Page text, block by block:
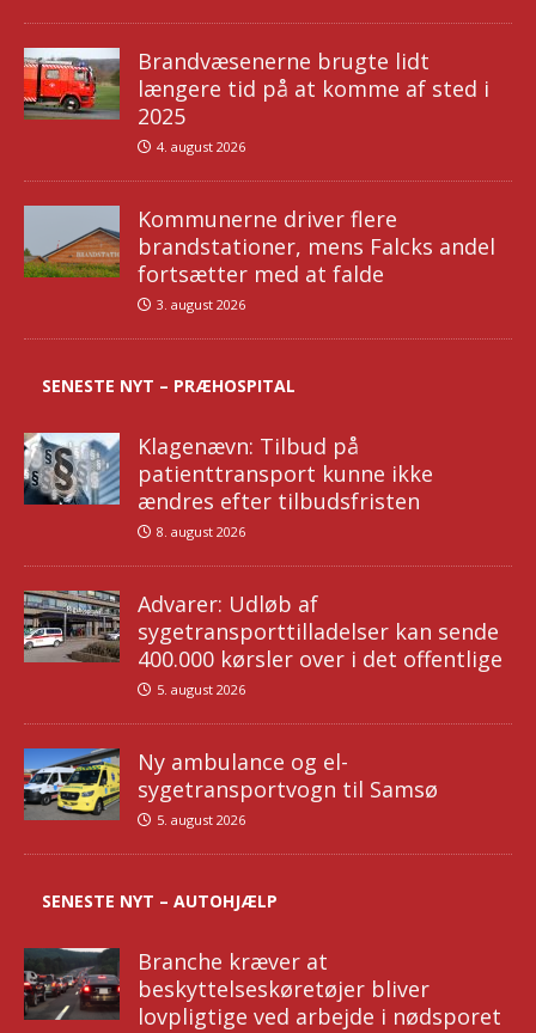
Brandvæsenerne brugte lidt
længere tid på at komme af sted i
2025
4. august 2026
Kommunerne driver flere
brandstationer, mens Falcks andel
fortsætter med at falde
3. august 2026
SENESTE NYT – PRÆHOSPITAL
Klagenævn: Tilbud på
patienttransport kunne ikke
ændres efter tilbudsfristen
8. august 2026
Advarer: Udløb af
sygetransporttilladelser kan sende
400.000 kørsler over i det offentlige
5. august 2026
Ny ambulance og el-
sygetransportvogn til Samsø
5. august 2026
SENESTE NYT – AUTOHJÆLP
Branche kræver at
beskyttelseskøretøjer bliver
lovpligtige ved arbejde i nødsporet